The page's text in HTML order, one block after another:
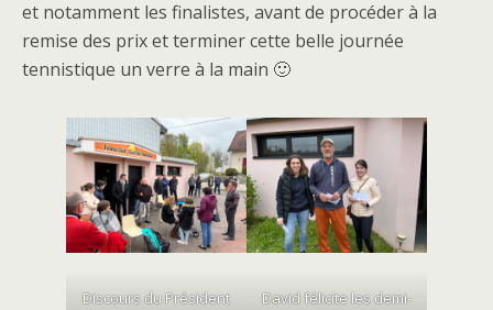
et notamment les finalistes, avant de procéder à la
remise des prix et terminer cette belle journée
tennistique un verre à la main 🙂
Discours du Président
David félicite les demi-